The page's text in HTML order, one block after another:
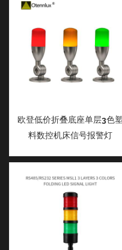
欧登低价折叠底座单层3色塑
料数控机床信号报警灯